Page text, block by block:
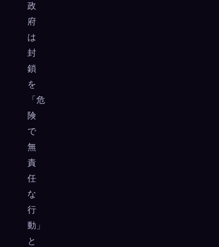
政
府
は
封
鎖
を
「危
険
で
無
責
任
な
行
動」
と